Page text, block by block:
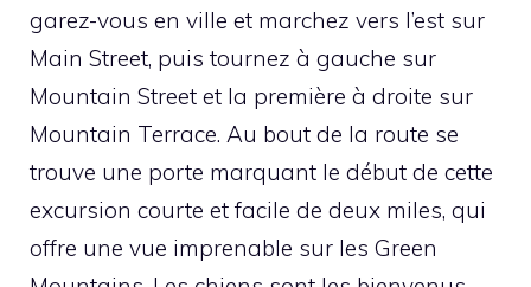
garez-vous en ville et marchez vers l’est sur
Main Street, puis tournez à gauche sur
Mountain Street et la première à droite sur
Mountain Terrace. Au bout de la route se
trouve une porte marquant le début de cette
excursion courte et facile de deux miles, qui
offre une vue imprenable sur les Green